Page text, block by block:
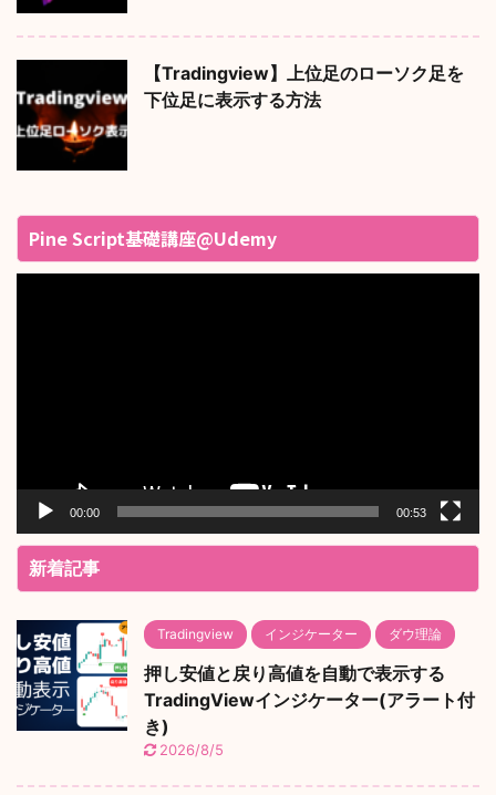
【Tradingview】上位足のローソク足を
下位足に表示する方法
Pine Script基礎講座@Udemy
00:00 00:53
新着記事
Tradingview インジケーター ダウ理論
押し安値と戻り高値を自動で表示する
TradingViewインジケーター(アラート付
き)
2026/8/5